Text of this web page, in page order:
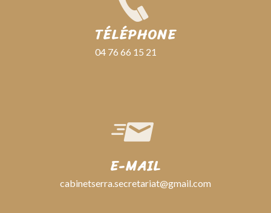
TÉLÉPHONE
04 76 66 15 21
E-MAIL
cabinetserra.secretariat@gmail.com